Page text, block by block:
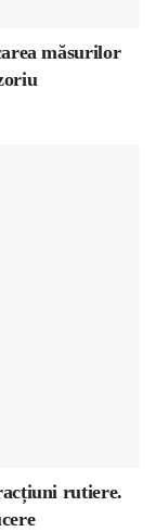
măsurilor
rutiere.